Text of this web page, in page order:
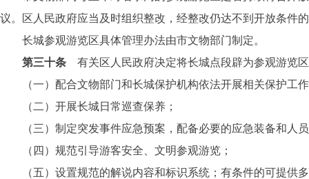
议。区人民政府应当及时组织整改，经整改仍达不到开放条件
长城参观游览区具体管理办法由市文物部门制定。
第三十条 有关区人民政府决定将长城点段辟为参观游览
（一）配合文物部门和长城保护机构依法开展相关保护工
（二）开展长城日常巡查保养；
（三）制定突发事件应急预案，配备必要的应急装备和人
（四）规范引导游客安全、文明参观游览；
（五）设置规范的解说内容和标识系统；有条件的可提供